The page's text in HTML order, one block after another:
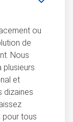
ou
de
Nous
et
dizaines
pour tous